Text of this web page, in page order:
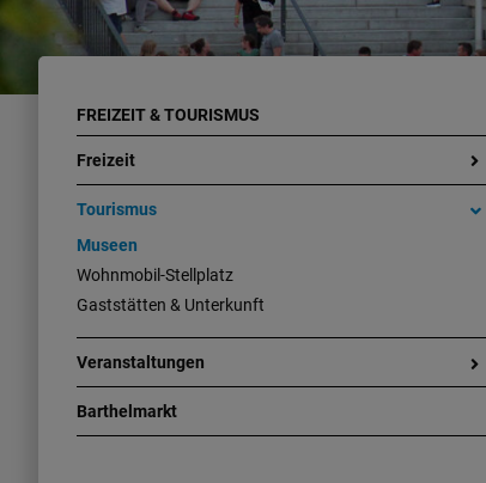
FREIZEIT & TOURISMUS
Freizeit
Tourismus
Museen
Wohnmobil-Stellplatz
Gaststätten & Unterkunft
Veranstaltungen
Barthelmarkt